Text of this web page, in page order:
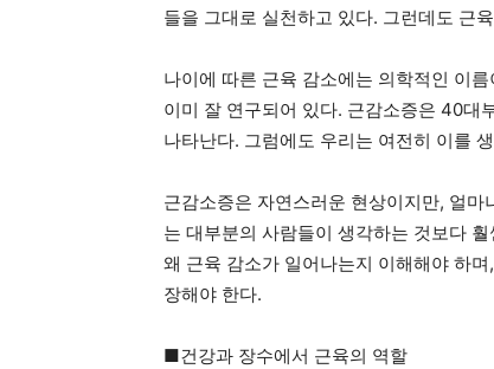
들을 그대로 실천하고 있다. 그런데도 근
나이에 따른 근육 감소에는 의학적인 이
이미 잘 연구되어 있다. 근감소증은 40대
나타난다. 그럼에도 우리는 여전히 이를
근감소증은 자연스러운 현상이지만, 얼
는 대부분의 사람들이 생각하는 것보다
왜 근육 감소가 일어나는지 이해해야 하
장해야 한다.
■건강과 장수에서 근육의 역할